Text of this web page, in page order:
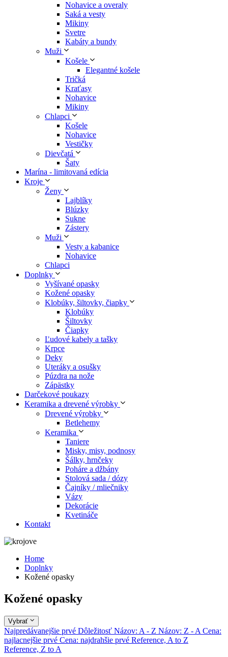
Nohavice a overaly
Saká a vesty
Mikiny
Svetre
Kabáty a bundy
Muži
Košele
Elegantné košele
Tričká
Kraťasy
Nohavice
Mikiny
Chlapci
Košele
Nohavice
Vestičky
Dievčatá
Šaty
Marína - limitovaná edícia
Kroje
Ženy
Lajblíky
Blúzky
Sukne
Zástery
Muži
Vesty a kabanice
Nohavice
Chlapci
Doplnky
Vyšívané opasky
Kožené opasky
Klobúky, šiltovky, čiapky
Klobúky
Šiltovky
Čiapky
Ľudové kabely a tašky
Krpce
Deky
Uteráky a osušky
Púzdra na nože
Zápästky
Darčekové poukazy
Keramika a drevené výrobky
Drevené výrobky
Betlehemy
Keramika
Taniere
Misky, misy, podnosy
Šálky, hrnčeky
Poháre a džbány
Stolová sada / dózy
Čajníky / mliečniky
Vázy
Dekorácie
Kvetináče
Kontakt
Home
Doplnky
Kožené opasky
Kožené opasky
Vybrať
Najpredávanejšie prvé Dôležitosť Názov: A - Z Názov: Z - A Cena:
najlacnejšie prvé Cena: najdrahšie prvé Reference, A to Z
Reference, Z to A